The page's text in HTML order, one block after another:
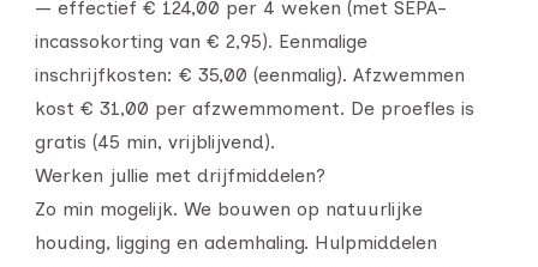
— effectief € 124,00 per 4 weken (met SEPA-
incassokorting van € 2,95). Eenmalige
inschrijfkosten: € 35,00 (eenmalig). Afzwemmen
kost € 31,00 per afzwemmoment. De proefles is
gratis (45 min, vrijblijvend).
Werken jullie met drijfmiddelen?
Zo min mogelijk. We bouwen op natuurlijke
houding, ligging en ademhaling. Hulpmiddelen